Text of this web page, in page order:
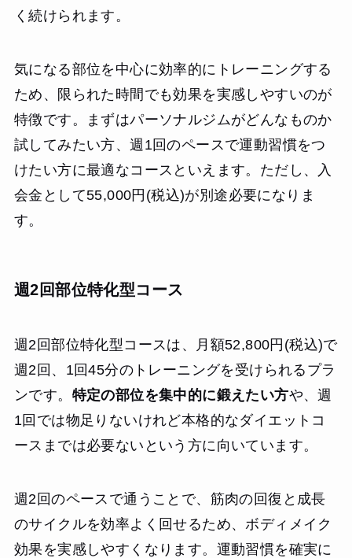
く続けられます。
気になる部位を中心に効率的にトレーニングする
ため、限られた時間でも効果を実感しやすいのが
特徴です。まずはパーソナルジムがどんなものか
試してみたい方、週1回のペースで運動習慣をつ
けたい方に最適なコースといえます。ただし、入
会金として55,000円(税込)が別途必要になりま
す。
週2回部位特化型コース
週2回部位特化型コースは、月額52,800円(税込)で
週2回、1回45分のトレーニングを受けられるプラ
ンです。 特定の部位を集中的に鍛えたい方や、週
1回では物足りないけれど本格的なダイエットコ
ースまでは必要ないという方に向いています。
週2回のペースで通うことで、筋肉の回復と成長
のサイクルを効率よく回せるため、ボディメイク
効果を実感しやすくなります。運動習慣を確実に